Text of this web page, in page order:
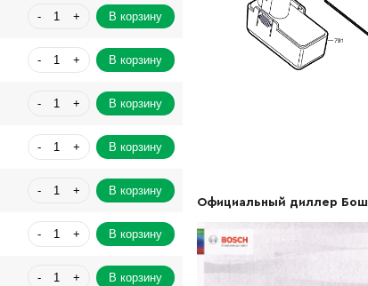
- + В корзину
- + В корзину
- + В корзину
- + В корзину
- + В корзину
- + В корзину
- + В корзину
Официальный диллер Бош